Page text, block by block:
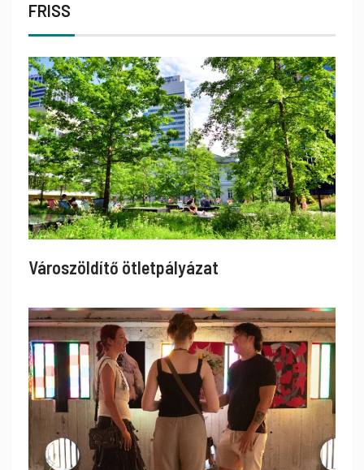
FRISS
Városzöldítő ötletpályázat